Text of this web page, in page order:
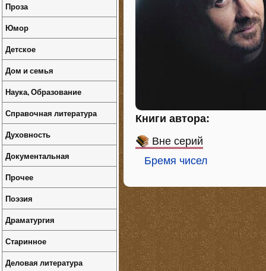
Книги автора:
Вне серий
Бремя чисел
Проза
Юмор
Детское
Дом и семья
Наука, Образование
Справочная литература
Духовность
Документальная
Прочее
Поэзия
Драматургия
Старинное
Деловая литература